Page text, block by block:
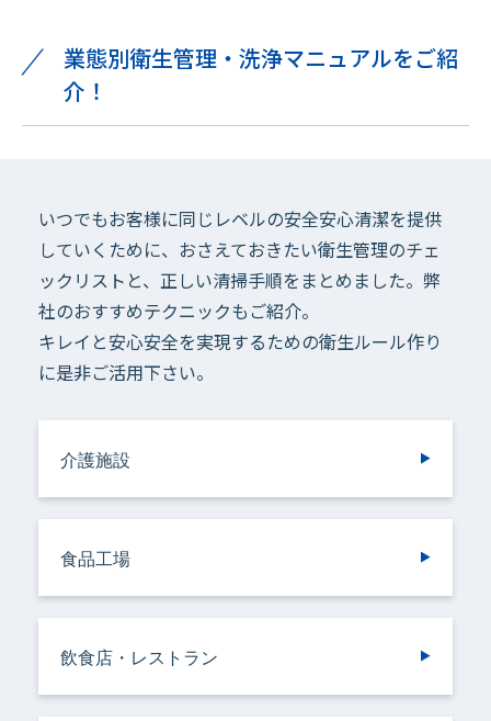
業態別衛生管理・洗浄マニュアルをご紹
介！
いつでもお客様に同じレベルの安全安心清潔を提供
していくために、おさえておきたい衛生管理のチェ
ックリストと、正しい清掃手順をまとめました。弊
社のおすすめテクニックもご紹介。
キレイと安心安全を実現するための衛生ルール作り
に是非ご活用下さい。
介護施設
食品工場
飲食店・レストラン